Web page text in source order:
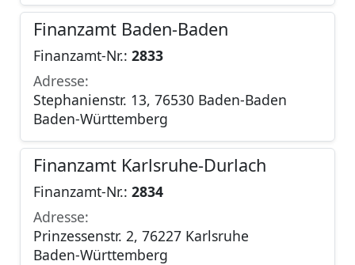
Finanzamt Baden-Baden
Finanzamt-Nr.: 2833
Adresse:
Stephanienstr. 13, 76530 Baden-Baden
Baden-Württemberg
Finanzamt Karlsruhe-Durlach
Finanzamt-Nr.: 2834
Adresse:
Prinzessenstr. 2, 76227 Karlsruhe
Baden-Württemberg